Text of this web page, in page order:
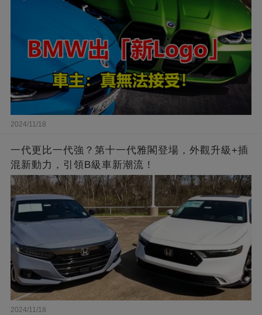
2024/11/18
一代更比一代強？第十一代雅閣登場，外觀升級+插
混新動力，引領B級車新潮流！
2024/11/18